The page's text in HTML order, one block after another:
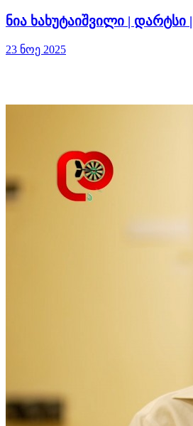
ნია ხახუტაიშვილი | დარტსი |
23 ნოე 2025